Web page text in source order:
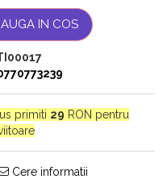
IN COS
primiti 29 RON pentru
Cere informatii